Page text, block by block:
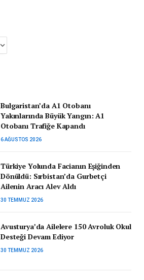
Bulgaristan’da A1 Otobanı
Yakınlarında Büyük Yangın: A1
Otobanı Trafiğe Kapandı
6 AĞUSTOS 2026
Türkiye Yolunda Facianın Eşiğinden
Dönüldü: Sırbistan’da Gurbetçi
Ailenin Aracı Alev Aldı
30 TEMMUZ 2026
Avusturya’da Ailelere 150 Avroluk Okul
Desteği Devam Ediyor
30 TEMMUZ 2026